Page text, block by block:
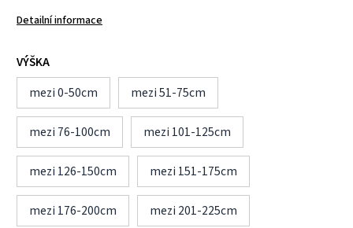
Detailní informace
VÝŠKA
mezi 0-50cm
mezi 51-75cm
mezi 76-100cm mezi 101-125cm
mezi 126-150cm mezi 151-175cm
mezi 176-200cm mezi 201-225cm